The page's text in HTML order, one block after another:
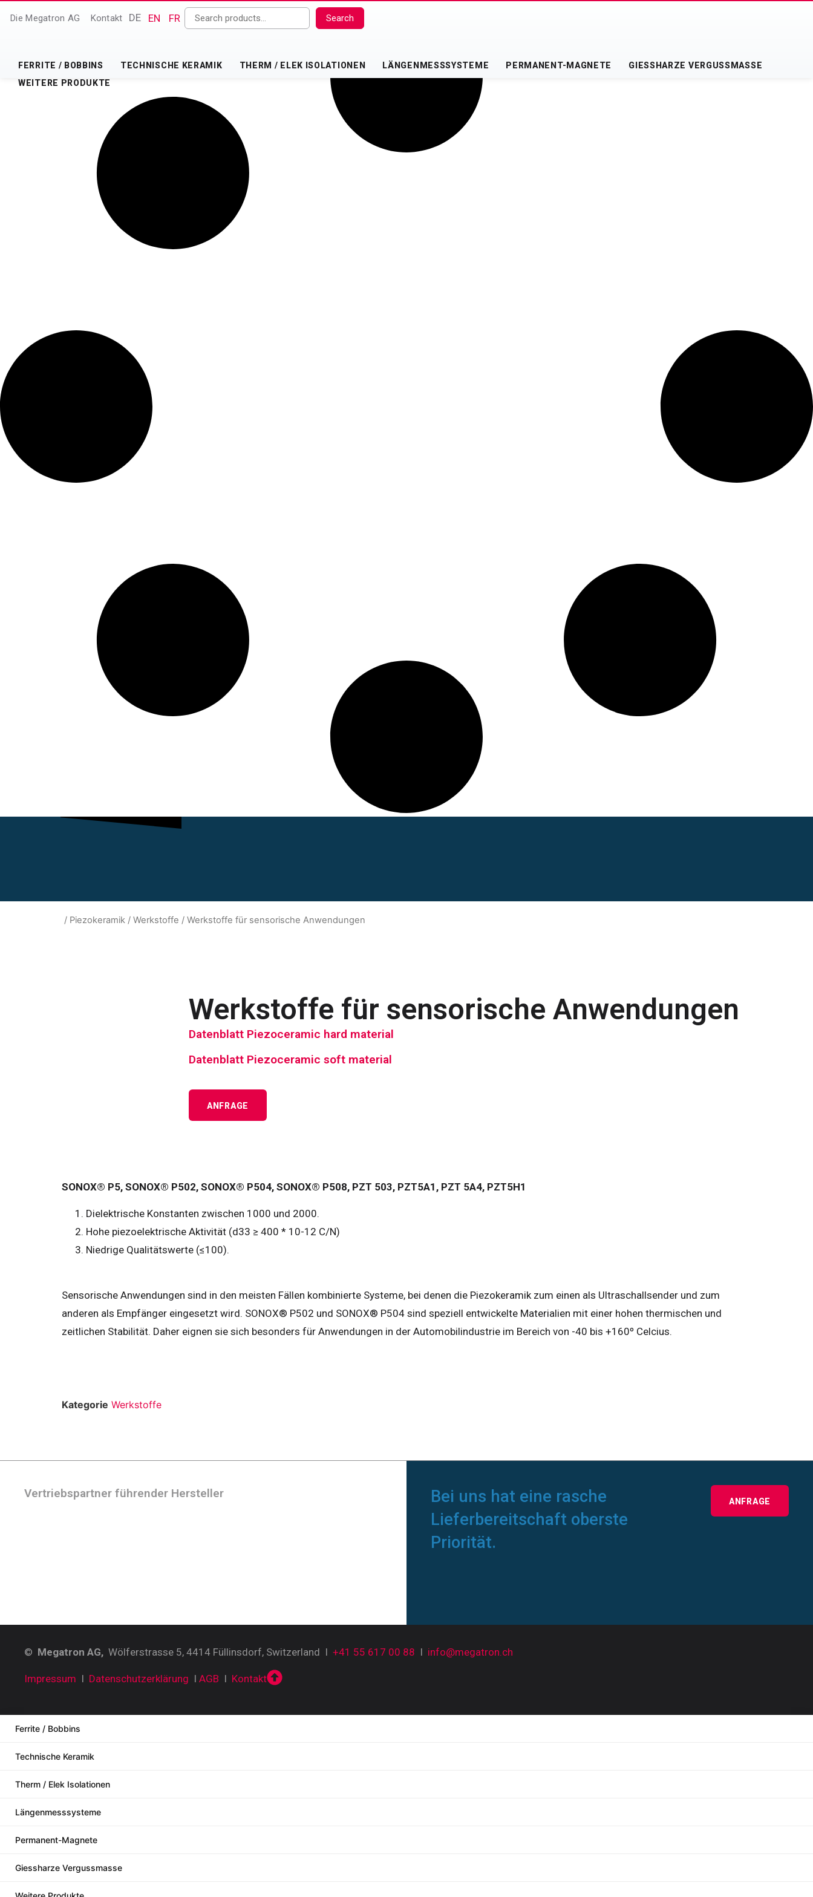
Die Megatron AG Kontakt DE EN FR Search
FERRITE / BOBBINS TECHNISCHE KERAMIK THERM / ELEK ISOLATIONEN LÄNGENMESSSYSTEME PERMANENT-MAGNETE
GIESSHARZE VERGUSSMASSE
WEITERE PRODUKTE
/ Piezokeramik / Werkstoffe / Werkstoffe für sensorische Anwendungen
Werkstoffe für sensorische Anwendungen
Datenblatt Piezoceramic hard material
Datenblatt Piezoceramic soft material
ANFRAGE
SONOX® P5, SONOX® P502, SONOX® P504, SONOX® P508, PZT 503, PZT5A1, PZT 5A4, PZT5H1
Dielektrische Konstanten zwischen 1000 und 2000.
Hohe piezoelektrische Aktivität (d33 ≥ 400 * 10-12 C/N)
Niedrige Qualitätswerte (≤100).
Sensorische Anwendungen sind in den meisten Fällen kombinierte Systeme, bei denen die Piezokeramik zum einen als Ultraschallsender und zum
anderen als Empfänger eingesetzt wird. SONOX® P502 und SONOX® P504 sind speziell entwickelte Materialien mit einer hohen thermischen und
zeitlichen Stabilität. Daher eignen sie sich besonders für Anwendungen in der Automobilindustrie im Bereich von -40 bis +160º Celcius.
Kategorie Werkstoffe
Vertriebspartner führender Hersteller
Bei uns hat eine rasche
Lieferbereitschaft oberste
Priorität.
ANFRAGE
© Megatron AG, Wölferstrasse 5, 4414 Füllinsdorf, Switzerland I +41 55 617 00 88 I info@megatron.ch
Impressum I Datenschutzerklärung I AGB I Kontakt
Ferrite / Bobbins
Technische Keramik
Therm / Elek Isolationen
Längenmesssysteme
Permanent-Magnete
Giessharze Vergussmasse